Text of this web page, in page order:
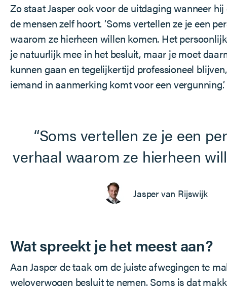
Zo staat Jasper ook voor de uitdaging wanneer
de mensen zelf hoort. ‘Soms vertellen ze je een
waarom ze hierheen willen komen. Het
je natuurlijk mee in het besluit, maar je moet
kunnen gaan en tegelijkertijd professioneel
iemand in aanmerking komt voor een vergunning.’
Soms vertellen ze je een
verhaal waarom ze hierheen
Jasper van Rijswijk
Wat spreekt je het meest aan?
Aan Jasper de taak om de juiste afwegingen te
weloverwogen besluit te nemen. Soms is dat